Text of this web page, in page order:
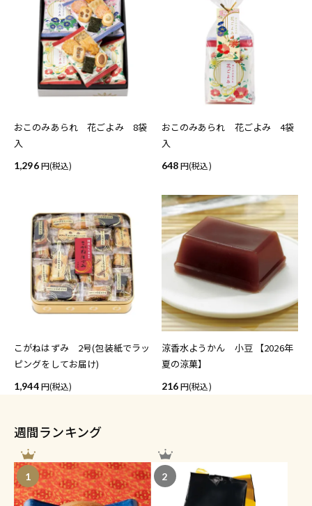
おこのみあられ 花ごよみ 8袋
入
1,296 (税込)
おこのみあられ 花ごよみ 4袋
入
648 (税込)
こがねはずみ 2号(包装紙でラッ
ピングをしてお届け)
1,944 (税込)
涼香水ようかん 小豆 【2026年
夏の涼菓】
216 (税込)
週間ランキング
1 2